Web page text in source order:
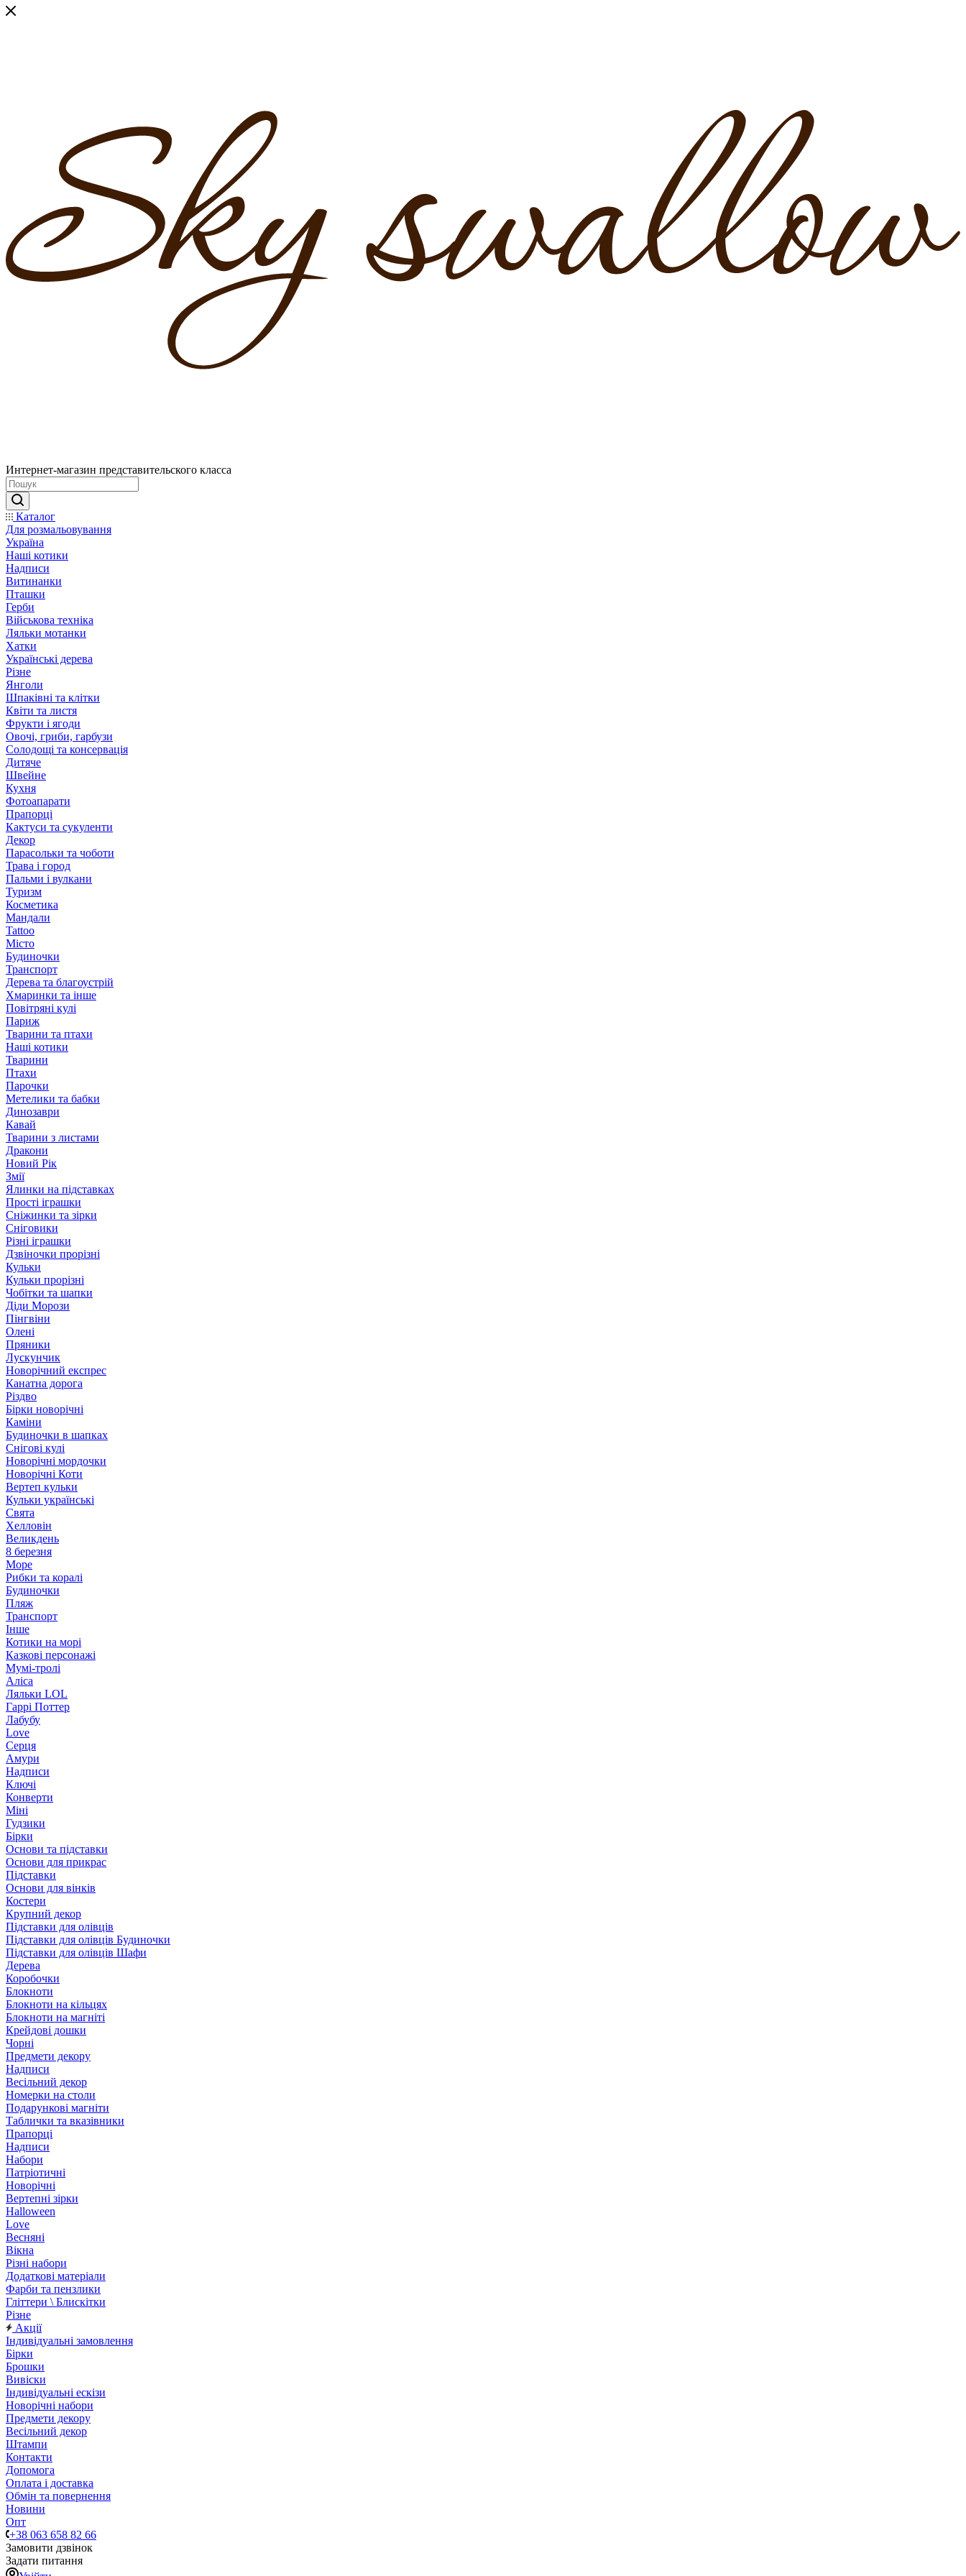
Интернет-магазин представительского класса
Каталог
Для розмальовування
Україна
Наші котики
Надписи
Витинанки
Пташки
Герби
Військова техніка
Ляльки мотанки
Хатки
Українські дерева
Різне
Янголи
Шпаківні та клітки
Квіти та листя
Фрукти і ягоди
Овочі, гриби, гарбузи
Солодощі та консервація
Дитяче
Швейне
Кухня
Фотоапарати
Прапорці
Кактуси та сукуленти
Декор
Парасольки та чоботи
Трава і город
Пальми і вулкани
Туризм
Косметика
Мандали
Tattoo
Місто
Будиночки
Транспорт
Дерева та благоустрій
Хмаринки та інше
Повітряні кулі
Париж
Тварини та птахи
Наші котики
Тварини
Птахи
Парочки
Метелики та бабки
Динозаври
Кавай
Тварини з листами
Дракони
Новий Рік
Змії
Ялинки на підставках
Прості іграшки
Сніжинки та зірки
Сніговики
Різні іграшки
Дзвіночки прорізні
Кульки
Кульки прорізні
Чобітки та шапки
Діди Морози
Пінгвіни
Олені
Пряники
Лускунчик
Новорічний експрес
Канатна дорога
Різдво
Бірки новорічні
Каміни
Будиночки в шапках
Снігові кулі
Новорічні мордочки
Новорічні Коти
Вертеп кульки
Кульки українські
Свята
Хелловін
Великдень
8 березня
Море
Рибки та коралі
Будиночки
Пляж
Транспорт
Інше
Котики на морі
Казкові персонажі
Мумі-тролі
Аліса
Ляльки LOL
Гаррі Поттер
Лабубу
Love
Серця
Амури
Надписи
Ключі
Конверти
Міні
Гудзики
Бірки
Основи та підставки
Основи для прикрас
Підставки
Основи для вінків
Костери
Крупний декор
Підставки для олівців
Підставки для олівців Будиночки
Підставки для олівців Шафи
Дерева
Коробочки
Блокноти
Блокноти на кільцях
Блокноти на магніті
Крейдові дошки
Чорні
Предмети декору
Надписи
Весільний декор
Номерки на столи
Подарункові магніти
Таблички та вказівники
Прапорці
Надписи
Набори
Патріотичні
Новорічні
Вертепні зірки
Halloween
Love
Весняні
Вікна
Різні набори
Додаткові матеріали
Фарби та пензлики
Гліттери \ Блискітки
Різне
Акції
Індивідуальні замовлення
Бірки
Брошки
Вивіски
Індивідуальні ескізи
Новорічні набори
Предмети декору
Весільний декор
Штампи
Контакти
Допомога
Оплата і доставка
Обмін та повернення
Новини
Опт
+38 063 658 82 66
Замовити дзвінок
Задати питання